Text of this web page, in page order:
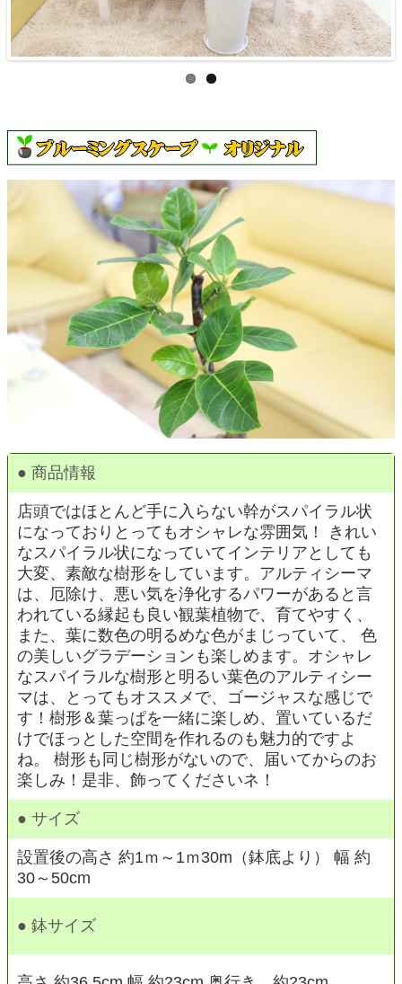
● 商品情報
店頭ではほとんど手に入らない幹がスパイラル状
になっておりとってもオシャレな雰囲気！ きれい
なスパイラル状になっていてインテリアとしても
大変、素敵な樹形をしています。アルティシーマ
は、厄除け、悪い気を浄化するパワーがあると言
われている縁起も良い観葉植物で、育てやすく、
また、葉に数色の明るめな色がまじっていて、 色
の美しいグラデーションも楽しめます。オシャレ
なスパイラルな樹形と明るい葉色のアルティシー
マは、とってもオススメで、ゴージャスな感じで
す！樹形＆葉っぱを一緒に楽しめ、置いているだ
けでほっとした空間を作れるのも魅力的ですよ
ね。 樹形も同じ樹形がないので、届いてからのお
楽しみ！是非、飾ってくださいネ！
● サイズ
設置後の高さ 約1ｍ～1ｍ30m（鉢底より） 幅 約
30～50cm
● 鉢サイズ